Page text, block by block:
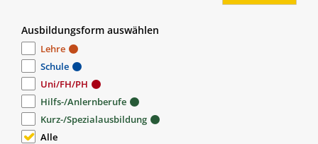
Ausbildungsform auswählen
Lehre
Schule
Uni/FH/PH
Hilfs-/Anlernberufe
Kurz-/Spezialausbildung
Alle